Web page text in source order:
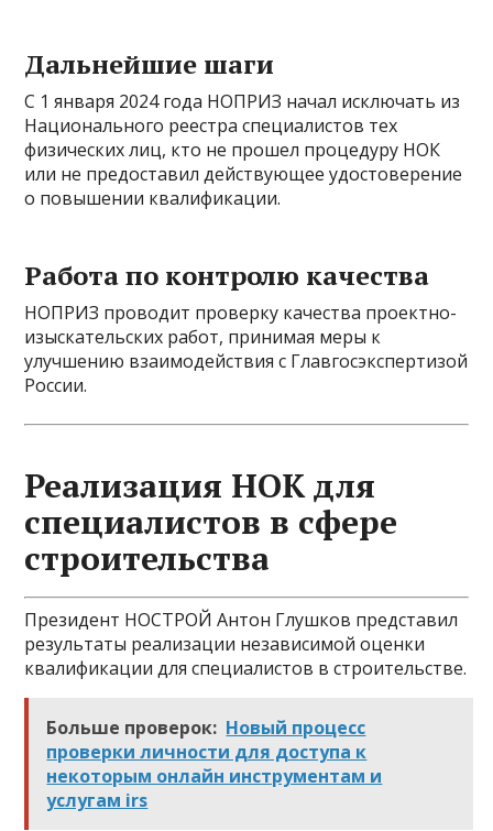
Дальнейшие шаги
С 1 января 2024 года НОПРИЗ начал исключать из
Национального реестра специалистов тех
физических лиц, кто не прошел процедуру НОК
или не предоставил действующее удостоверение
о повышении квалификации.
Работа по контролю качества
НОПРИЗ проводит проверку качества проектно-
изыскательских работ, принимая меры к
улучшению взаимодействия с Главгосэкспертизой
России.
Реализация НОК для
специалистов в сфере
строительства
Президент НОСТРОЙ Антон Глушков представил
результаты реализации независимой оценки
квалификации для специалистов в строительстве.
Больше проверок: Новый процесс
проверки личности для доступа к
некоторым онлайн инструментам и
услугам irs